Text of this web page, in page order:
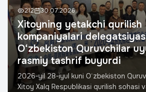
Loyiha manzili
So'rov yuborish
212 30.07.2026
Xitoyning yetakchi qurilish
kompaniyalari
O‘zbekiston Quruvchilar
rasmiy tashrif buyurdi
2026-yil 28-iyul kuni O‘zbekiston
Xitoy Xalq Respublikasi qurilish sohasi